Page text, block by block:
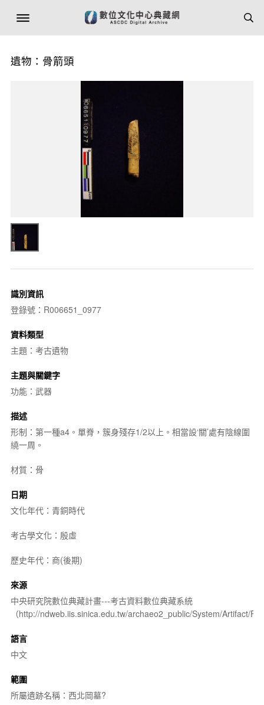
遺物：骨箭頭
識別資訊
登錄號：R006651_0977
資料類型
主題：考古遺物
主題與關鍵字
功能：武器
描述
形制：第一種a4。單脊，簇身殘存1/2以上。相當設‘關’處有陰線圍
繞一周。
材質：骨
日期
文化年代：青銅時代
考古學文化：殷虛
歷史年代：商(後期)
來源
中央研究院數位典藏計畫---考古資料數位典藏系統
（http://ndweb.iis.sinica.edu.tw/archaeo2_public/System/Artifact/
語言
中文
範圍
所屬遺跡名稱：西北岡墓?